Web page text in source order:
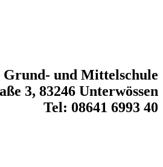
Grund- und Mittelschule
3, 83246 Unterwössen
Tel: 08641 6993 40